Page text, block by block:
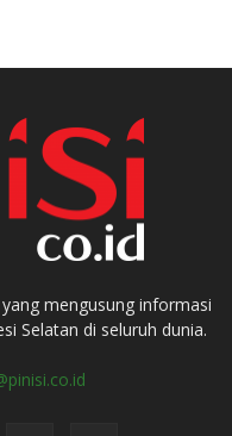
mengusung informasi
Selatan di seluruh dunia.